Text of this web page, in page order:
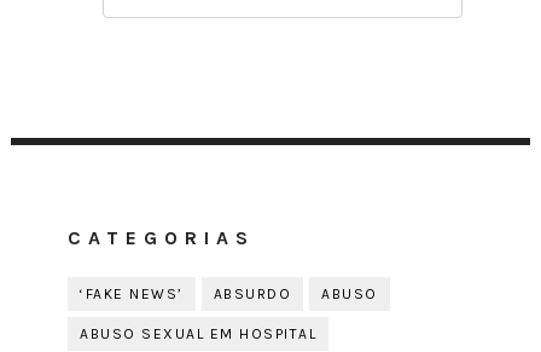
CATEGORIAS
‘FAKE NEWS’ ABSURDO ABUSO
ABUSO SEXUAL EM HOSPITAL